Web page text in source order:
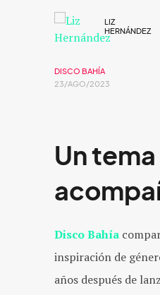
LIZ
HERNÁNDEZ
DISCO BAHÍA
23/AGO/2023
Un
Disco Bahía
inspiración de
años después de